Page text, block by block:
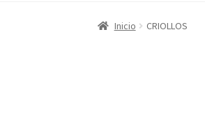
Inicio CRIOLLOS